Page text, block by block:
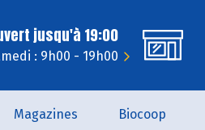
jusqu'à 19:00
: 9h00 - 19h00
Magazines Biocoop